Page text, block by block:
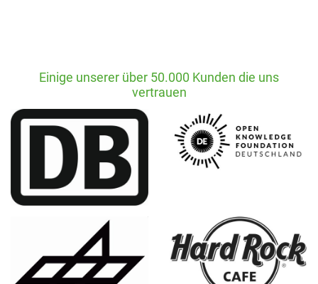
Einige unserer über 50.000 Kunden die uns
vertrauen